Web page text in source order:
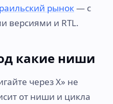
рынок— с
версиями и RTL.
какие ниши
через X» не
от ниши и цикла